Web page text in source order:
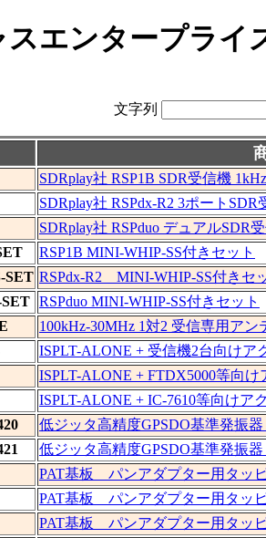
スエンタープラ
文字列
SDRplay社 RSP1B SDR受信機
SDRplay社 RSPdx-R2 3ポート
SDRplay社 RSPduo デュアルSDR
RSP1B MINI-WHIP-SS付きセット
SET RSPdx-R2 MINI-WHIP-SS付きセ
RSPduo MINI-WHIP-SS付きセット
100kHz-30MHz 1対2 受信専用ア
ISPLT-ALONE + 受信機2台向けア
ISPLT-ALONE + FTDX5000等向
ISPLT-ALONE + IC-7610等向けア
低ジッタ高精度GPSDO基準発振
低ジッタ高精度GPSDO基準発振
PAT基板 パンアダプター用タッ
PAT基板 パンアダプター用タッ
PAT基板 パンアダプター用タッ